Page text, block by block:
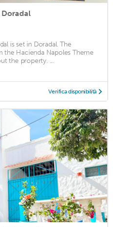
is set in Doradal. The
Hacienda Napoles Theme
the property. ...
Verifica disponibilità